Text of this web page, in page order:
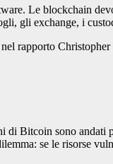
Le blockchain
gli exchange, i
rapporto
Bitcoin sono
se le risorse